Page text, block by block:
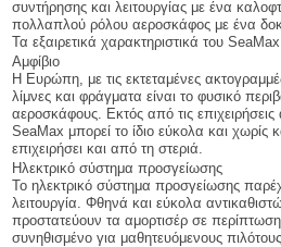
συντήρησης και λειτουργίας με ένα
πολλαπλού ρόλου αεροσκάφος με ένα
Τα εξαιρετικά χαρακτηριστικά του
Αμφίβιο
Η Ευρώπη, με τις εκτεταμένες
λίμνες και φράγματα είναι το φυσικό
αεροσκάφους. Εκτός από τις επιχειρήσεις
SeaMax μπορεί το ίδιο εύκολα και χωρίς
επιχειρήσει και από τη στεριά.
Ηλεκτρικό σύστημα προσγείωσης
Το ηλεκτρικό σύστημα προσγείωσης
λειτουργία. Φθηνά και εύκολα
προστατεύουν τα αμορτισέρ σε
συνηθισμένο για μαθητευόμενους